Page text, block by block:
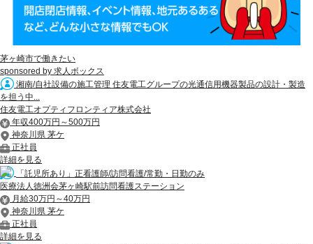
茅ヶ崎市で働きたい
sponsored by 求人ボックス
湘南/自社設備の施工管理 住友電工グループの光通信用機器製品の設計・製造
を担う中...
住友電工オプティフロンティア株式会社
年収400万円～500万円
神奈川県 茅ケ
正社員
詳細を見る
「託児所あり」正看護師/訪問看護/常勤・日勤のみ
医療法人徳洲会茅ヶ崎駅前訪問看護ステーション
月給30万円～40万円
神奈川県 茅ケ
正社員
詳細を見る